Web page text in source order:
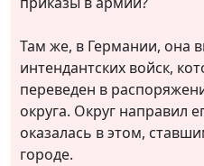
Там же, в Германии, она
интендантских войск,
переведен в
округа. Округ направил
оказалась в этом,
городе.